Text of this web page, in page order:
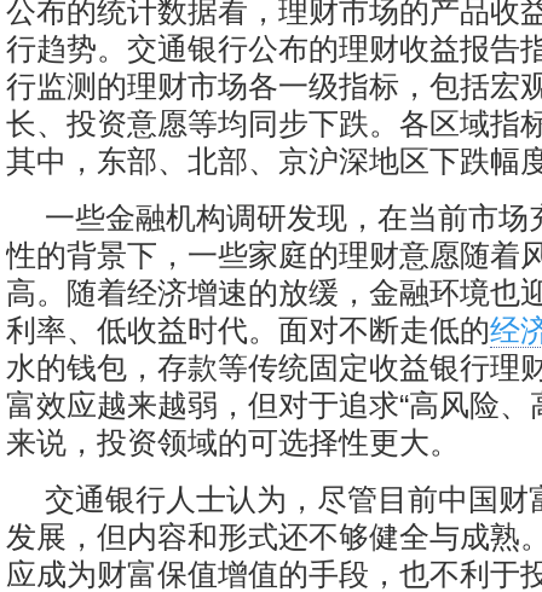
公布的统计数据看，理财市场的产品收
行趋势。交通银行公布的理财收益报告
行监测的理财市场各一级指标，包括宏
长、投资意愿等均同步下跌。各区域指
其中，东部、北部、京沪深地区下跌幅
一些金融机构调研发现，在当前市场
性的背景下，一些家庭的理财意愿随着
高。随着经济增速的放缓，金融环境也
利率、低收益时代。面对不断走低的经
水的钱包，存款等传统固定收益银行理
富效应越来越弱，但对于追求“高风险、
来说，投资领域的可选择性更大。
交通银行人士认为，尽管目前中国财
发展，但内容和形式还不够健全与成熟
应成为财富保值增值的手段，也不利于